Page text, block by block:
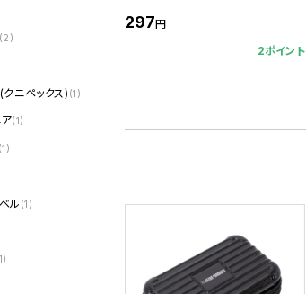
(2)
ニペックス) (1)
(1)
(1)
ル (1)
297円
2ポイント